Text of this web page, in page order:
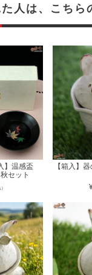
人は、こち
】温感盃
秋セット
【箱入】